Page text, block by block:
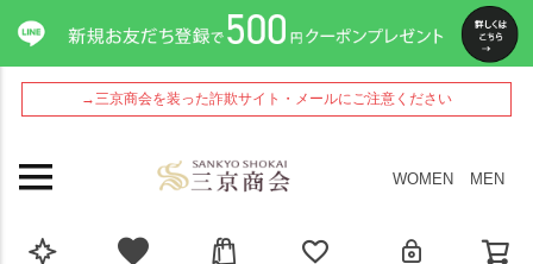
→三京商会を装った詐欺サイト・メールにご注意ください
WOMEN MEN
ペー
ジト
ップ
へ